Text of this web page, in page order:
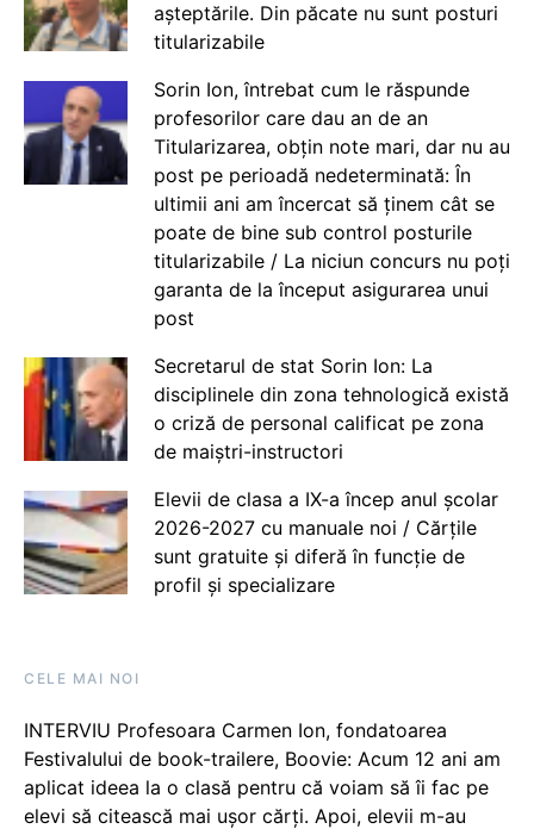
așteptările. Din păcate nu sunt posturi
titularizabile
Sorin Ion, întrebat cum le răspunde
profesorilor care dau an de an
Titularizarea, obțin note mari, dar nu au
post pe perioadă nedeterminată: În
ultimii ani am încercat să ținem cât se
poate de bine sub control posturile
titularizabile / La niciun concurs nu poți
garanta de la început asigurarea unui
post
Secretarul de stat Sorin Ion: La
disciplinele din zona tehnologică există
o criză de personal calificat pe zona
de maiștri-instructori
Elevii de clasa a IX-a încep anul școlar
2026-2027 cu manuale noi / Cărțile
sunt gratuite și diferă în funcție de
profil și specializare
CELE MAI NOI
INTERVIU Profesoara Carmen Ion, fondatoarea
Festivalului de book-trailere, Boovie: Acum 12 ani am
aplicat ideea la o clasă pentru că voiam să îi fac pe
elevi să citească mai ușor cărți. Apoi, elevii m-au